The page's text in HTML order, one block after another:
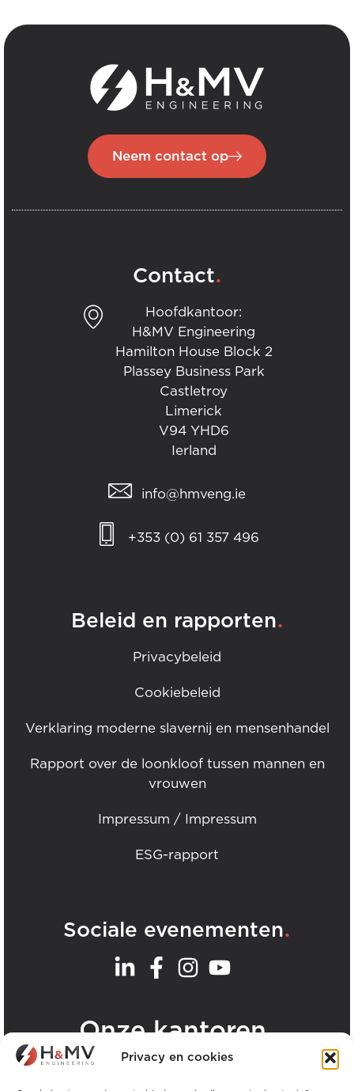
Privacy en cookies
Neem contact op
Contact.
Hoofdkantoor:
H&MV Engineering
Hamilton House Block 2
Plassey Business Park
Castletroy
Limerick
V94 YHD6
Ierland
info@hmveng.ie
+353 (0) 61 357 496
Beleid en rapporten.
Privacybeleid
Cookiebeleid
Verklaring moderne slavernij en mensenhandel
Rapport over de loonkloof tussen mannen en
vrouwen
Impressum / Impressum
ESG-rapport
Sociale evenementen.
Onze kantoren.
Bekijk alle H&MV kantoren